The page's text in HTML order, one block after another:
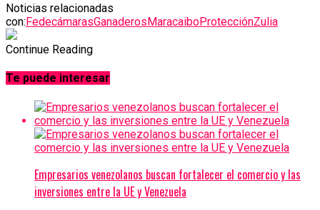
Noticias relacionadas
con:FedecámarasGanaderosMaracaiboProtecciónZulia
Continue Reading
Te puede interesar
Empresarios venezolanos buscan fortalecer el comercio y las
inversiones entre la UE y Venezuela